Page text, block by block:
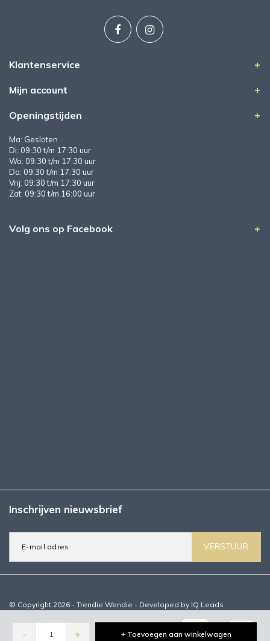
- + + Toevoegen aan winkelwagen
Klantenservice
Mijn account
Openingstijden
Ma: Gesloten
Di: 09:30 t/m 17:30 uur
Wo: 09:30 t/m 17:30 uur
Do: 09:30 t/m 17:30 uur
Vrij: 09:30 t/m 17:30 uur
Zat: 09:30 t/m 16:00 uur
Volg ons op Facebook
Inschrijven nieuwsbrief
VERSTUUR
© Copyright 2026 - Trendie Wendie - Developed by IQ Leads